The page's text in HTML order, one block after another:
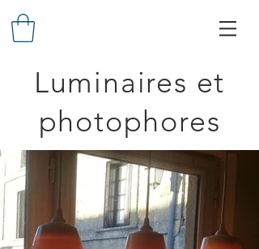
Luminaires et
photophores